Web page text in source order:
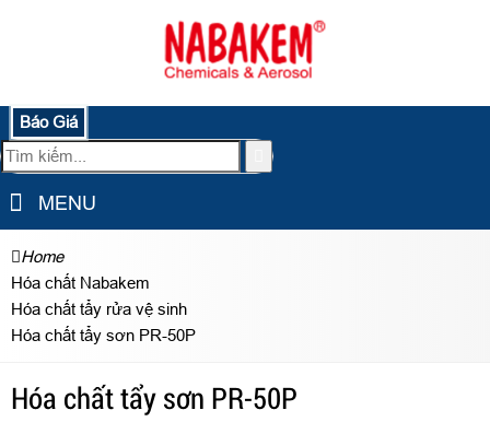
Báo Giá
MENU
Home
Hóa chất Nabakem
Hóa chất tẩy rửa vệ sinh
Hóa chất tẩy sơn PR-50P
Hóa chất tẩy sơn PR-50P